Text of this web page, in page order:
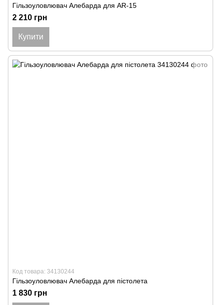
Гільзоуловлювач Алебарда для АR-15
2 210 грн
Купити
Код товара: 34130244
Гільзоуловлювач Алебарда для пістолета
1 830 грн